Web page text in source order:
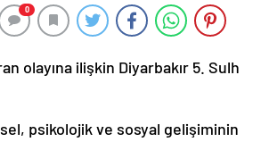
0
olayına ilişkin Diyarbakır 5. Sulh
psikolojik ve sosyal gelişiminin